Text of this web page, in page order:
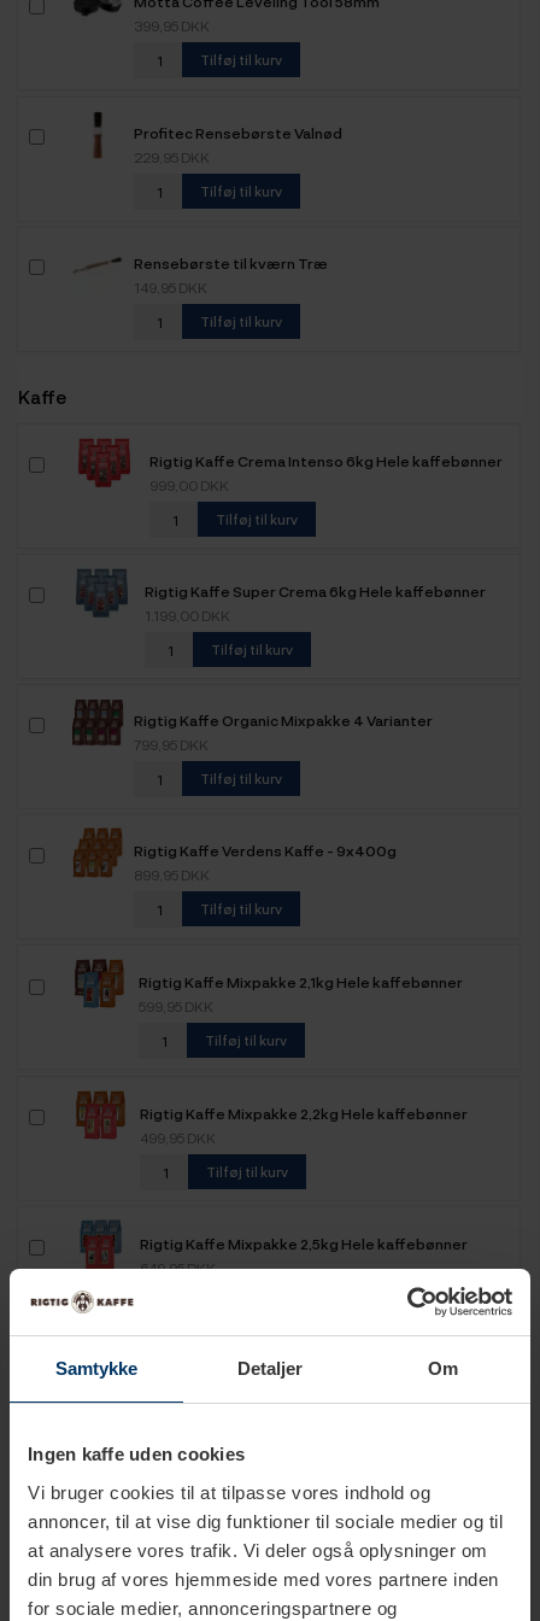
Samtykke Detaljer Om
Ingen kaffe uden cookies
Vi bruger cookies til at tilpasse vores indhold og
annoncer, til at vise dig funktioner til sociale medier og til
at analysere vores trafik. Vi deler også oplysninger om
din brug af vores hjemmeside med vores partnere inden
for sociale medier, annonceringspartnere og
399,95 DKK
Tilføj til kurv
Profitec Rensebørste Valnød
229,95 DKK
Tilføj til kurv
Rensebørste til kværn Træ
149,95 DKK
Tilføj til kurv
Kaffe
Rigtig Kaffe Crema Intenso 6kg Hele kaffebønner
999,00 DKK
Tilføj til kurv
Rigtig Kaffe Super Crema 6kg Hele kaffebønner
1.199,00 DKK
Tilføj til kurv
Rigtig Kaffe Organic Mixpakke 4 Varianter
799,95 DKK
Tilføj til kurv
Rigtig Kaffe Verdens Kaffe - 9x400g
899,95 DKK
Tilføj til kurv
Rigtig Kaffe Mixpakke 2,1kg Hele kaffebønner
599,95 DKK
Tilføj til kurv
Rigtig Kaffe Mixpakke 2,2kg Hele kaffebønner
499,95 DKK
Tilføj til kurv
Rigtig Kaffe Mixpakke 2,5kg Hele kaffebønner
649,95 DKK
Rigtig Kaffe Mixpakke 5,2kg Hele kaffebønner
1.099,00 DKK